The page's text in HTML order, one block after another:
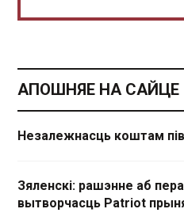
АПОШНЯЕ НА САЙЦЕ
Незалежнасць коштам
Зяленскі: рашэнне аб
вытворчасць Patriot